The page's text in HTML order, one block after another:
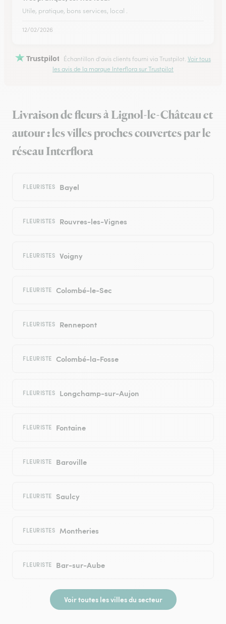
Utile, pratique, bons services, local .
12/02/2026
Trustpilot Échantillon d'avis clients fourni via Trustpilot. Voir tous
les avis de la marque Interflora sur Trustpilot
Livraison de fleurs à Lignol-le-Château et
autour : les villes proches couvertes par le
réseau Interflora
FLEURISTES Bayel
FLEURISTES Rouvres-les-Vignes
FLEURISTES Voigny
FLEURISTE Colombé-le-Sec
FLEURISTES Rennepont
FLEURISTE Colombé-la-Fosse
FLEURISTES Longchamp-sur-Aujon
FLEURISTE Fontaine
FLEURISTE Baroville
FLEURISTE Saulcy
FLEURISTES Montheries
FLEURISTE Bar-sur-Aube
Voir toutes les villes du secteur